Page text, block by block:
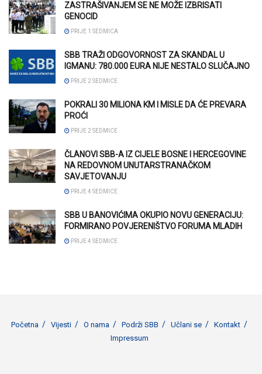
ZASTRAŠIVANJEM SE NE MOŽE IZBRISATI
GENOCID
PRIJE 1 SEDMICA
SBB TRAŽI ODGOVORNOST ZA SKANDAL U
IGMANU: 780.000 EURA NIJE NESTALO SLUČAJNO
PRIJE 2 SEDMICE
POKRALI 30 MILIONA KM I MISLE DA ĆE PREVARA
PROĆI
PRIJE 2 SEDMICE
ČLANOVI SBB-A IZ CIJELE BOSNE I HERCEGOVINE
NA REDOVNOM UNUTARSTRANAČKOM
SAVJETOVANJU
PRIJE 4 SEDMICE
SBB U BANOVIĆIMA OKUPIO NOVU GENERACIJU:
FORMIRANO POVJERENIŠTVO FORUMA MLADIH
PRIJE 4 SEDMICE
Početna Vijesti O nama Podrži SBB Učlani se
Kontakt
Impressum